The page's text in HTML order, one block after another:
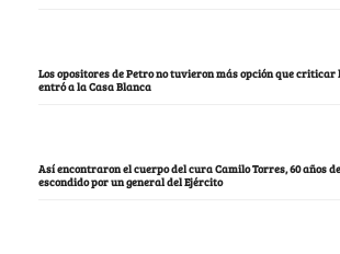
Los opositores de Petro no tuvieron más opción que
entró a la Casa Blanca
Así encontraron el cuerpo del cura Camilo Torres, 60 años
escondido por un general del Ejército